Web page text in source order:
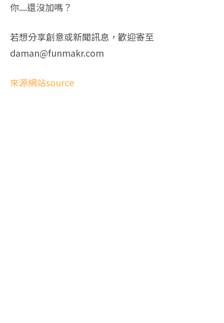
你....還沒加嗎？
若想分享創意或新聞訊息，歡迎寄至
daman@funmakr.com
來源網站source